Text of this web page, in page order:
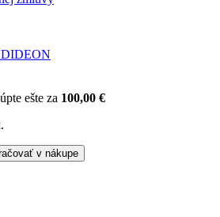
ešte za 100,00 €
v nákupe